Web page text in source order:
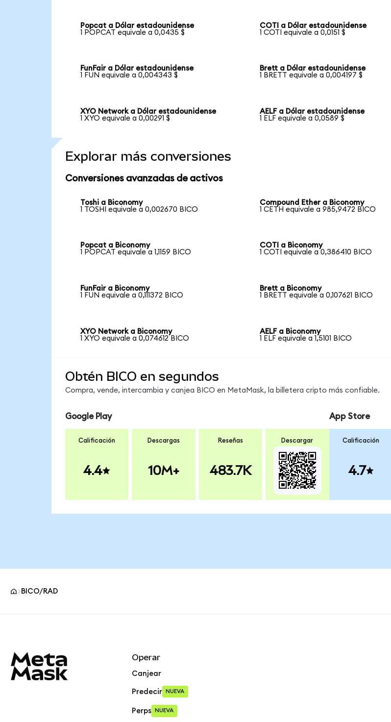
Popcat a Dólar estadounidense
1 POPCAT equivale a 0,0435 $
COTI a Dólar estadounidense
1 COTI equivale a 0,0151 $
FunFair a Dólar estadounidense
1 FUN equivale a 0,004343 $
Brett a Dólar estadounidense
1 BRETT equivale a 0,004197 $
XYO Network a Dólar estadounidense
1 XYO equivale a 0,00291 $
AELF a Dólar estadounidense
1 ELF equivale a 0,0589 $
Explorar más conversiones
Conversiones avanzadas de activos
Toshi a Biconomy
1 TOSHI equivale a 0,002670 BICO
Compound Ether a Biconomy
1 CETH equivale a 985,9472 BICO
Popcat a Biconomy
1 POPCAT equivale a 1,1159 BICO
COTI a Biconomy
1 COTI equivale a 0,386410 BICO
FunFair a Biconomy
1 FUN equivale a 0,111372 BICO
Brett a Biconomy
1 BRETT equivale a 0,107621 BICO
XYO Network a Biconomy
1 XYO equivale a 0,074612 BICO
AELF a Biconomy
1 ELF equivale a 1,5101 BICO
Obtén BICO en segundos
Compra, vende, intercambia y canjea BICO en MetaMask, la billetera cripto más confiable.
Google Play
Calificación
4.4
Descargas
10M+
Reseñas
483.7K
Descargar
App Store
Calificación
4.7
BICO/RAD
Operar
Canjear
Predecir NUEVA
Perps NUEVA